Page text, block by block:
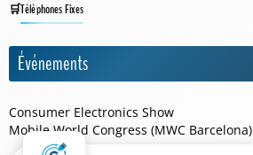
Téléphones Fixes
Événements
Consumer Electronics Show
Mobile World Congress (MWC Barcelona)